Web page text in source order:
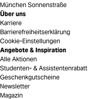
München Sonnenstraße
Über uns
Karriere
Barrierefreiheitserklärung
Cookie-Einstellungen
Angebote & Inspiration
Alle Aktionen
Studenten- & Assistentenrabatt
Geschenkgutscheine
Newsletter
Magazin